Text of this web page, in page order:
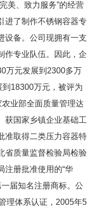
美、致力服务”的经营
进了制作不锈钢容器专
设备。公司现拥有一支
作专业队伍。因此，企
万元发展到2300多万
18300万元，被评为
农业部全面质量管理达
获国家乡镇企业基础工
准取得二类压力容器特
省质量监督检验局检验
注册批准使用的“华
届知名注册商标。公
理体系认证，2005年5